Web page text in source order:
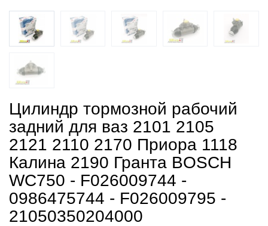
Цилиндр тормозной рабочий
задний для ваз 2101 2105
2121 2110 2170 Приора 1118
Калина 2190 Гранта BOSCH
WC750 - F026009744 -
0986475744 - F026009795 -
21050350204000